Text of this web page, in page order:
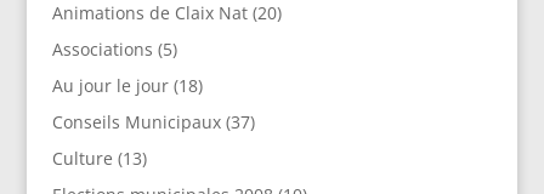
ont…
Animations de Claix Nat(20)
Associations (5)
Au jour le jour(18)
Conseils Municipaux(37)
Culture (13)